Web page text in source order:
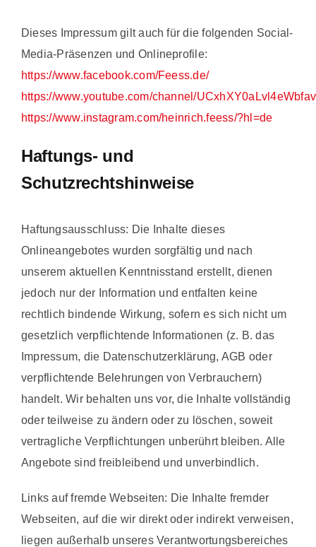
Dieses Impressum gilt auch für die folgenden Social-
Media-Präsenzen und Onlineprofile:
https://www.facebook.com/Feess.de/
https://www.youtube.com/channel/
https://www.instagram.com/heinrich.feess/?hl=de
Haftungs- und
Schutzrechtshinweise
Haftungsausschluss: Die Inhalte dieses
Onlineangebotes wurden sorgfältig und nach
unserem aktuellen Kenntnisstand erstellt, dienen
jedoch nur der Information und entfalten keine
rechtlich bindende Wirkung, sofern es sich nicht um
gesetzlich verpflichtende Informationen (z. B. das
Impressum, die Datenschutzerklärung, AGB oder
verpflichtende Belehrungen von Verbrauchern)
handelt. Wir behalten uns vor, die Inhalte vollständig
oder teilweise zu ändern oder zu löschen, soweit
vertragliche Verpflichtungen unberührt bleiben. Alle
Angebote sind freibleibend und unverbindlich.
Links auf fremde Webseiten: Die Inhalte fremder
Webseiten, auf die wir direkt oder indirekt verweisen,
liegen außerhalb unseres Verantwortungsbereiches